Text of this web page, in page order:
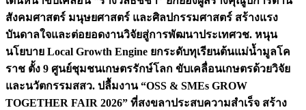
สังคมศาสตร์ มนุษยศาสตร์ และศิลปกรรมศาสตร์ สร้างแรง
บันดาลใจและต่อยอดงานวิจัยสู่การพัฒนาประเทศวช. หนุน
นโยบาย Local Growth Engine ยกระดับทุเรียนต้นแม่น้ำมูลโค
ราช ตั้ง 9 ศูนย์ชุมชนเกษตรรักษ์โลก ขับเคลื่อนเกษตรด้วยวิจัย
และนวัตกรรมสสว. ปลื้มงาน “OSS & SMEs GROW
TOGETHER FAIR 2026” ที่สงขลาประสบความสำเร็จ สร้าง